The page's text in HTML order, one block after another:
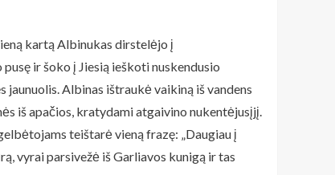
kartą Albinukas dirstelėjo į
ir šoko į Jiesią ieškoti nuskendusio
Albinas ištraukė vaikiną iš vandens
iš apačios, kratydami atgaivino nukentėjusįjį.
teištarė vieną frazę: „Daugiau į
vyrai parsivežė iš Garliavos kunigą ir tas